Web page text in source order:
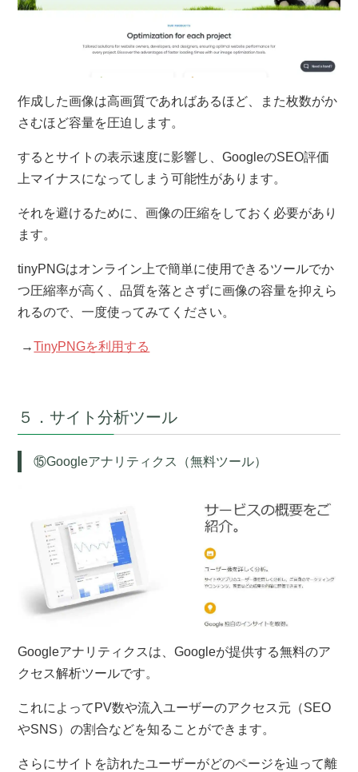
作成した画像は高画質であればあるほど、また枚数がか
さむほど容量を圧迫します。
するとサイトの表示速度に影響し、GoogleのSEO評価
上マイナスになってしまう可能性があります。
それを避けるために、画像の圧縮をしておく必要があり
ます。
tinyPNGはオンライン上で簡単に使用できるツールでか
つ圧縮率が高く、品質を落とさずに画像の容量を抑えら
れるので、一度使ってみてください。
→TinyPNGを利用する
５．サイト分析ツール
⑮Googleアナリティクス（無料ツール）
Googleアナリティクスは、Googleが提供する無料のア
クセス解析ツールです。
これによってPV数や流入ユーザーのアクセス元（SEO
やSNS）の割合などを知ることができます。
さらにサイトを訪れたユーザーがどのページを辿って離